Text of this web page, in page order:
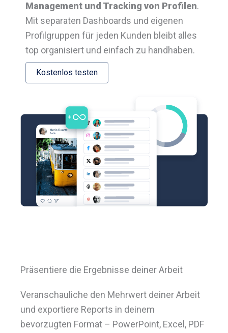
Management und Tracking von Profilen.
Mit separaten Dashboards und eigenen
Profilgruppen für jeden Kunden bleibt alles
top organisiert und einfach zu handhaben.
Kostenlos testen
Präsentiere die Ergebnisse deiner Arbeit
Veranschauliche den Mehrwert deiner Arbeit
und exportiere Reports in deinem
bevorzugten Format – PowerPoint, Excel, PDF